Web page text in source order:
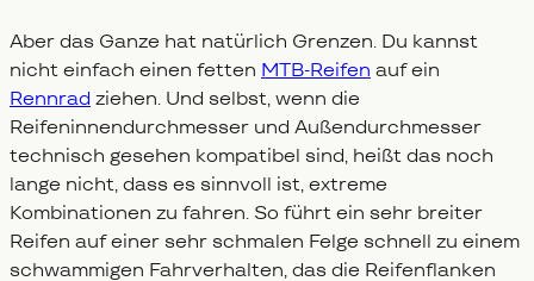
Aber das Ganze hat natürlich Grenzen. Du kannst
nicht einfach einen fetten MTB-Reifen auf ein
Rennrad ziehen. Und selbst, wenn die
Reifeninnendurchmesser und Außendurchmesser
technisch gesehen kompatibel sind, heißt das noch
lange nicht, dass es sinnvoll ist, extreme
Kombinationen zu fahren. So führt ein sehr breiter
Reifen auf einer sehr schmalen Felge schnell zu einem
schwammigen Fahrverhalten, das die Reifenflanken